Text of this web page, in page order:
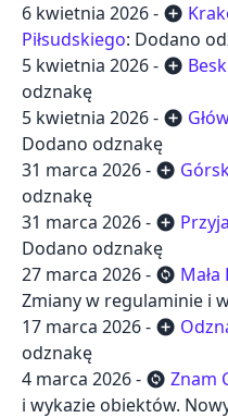
6 kwietnia 2026 - add_circle
Piłsudskiego: Dodano
5 kwietnia 2026 - add_circle
odznakę
5 kwietnia 2026 - add_circle
Dodano odznakę
31 marca 2026 - add_circle
odznakę
31 marca 2026 - add_circle
Dodano odznakę
27 marca 2026 - change_circle
Zmiany w regulaminie i
17 marca 2026 - add_circle
odznakę
4 marca 2026 - change_circle Znam
i wykazie obiektów.